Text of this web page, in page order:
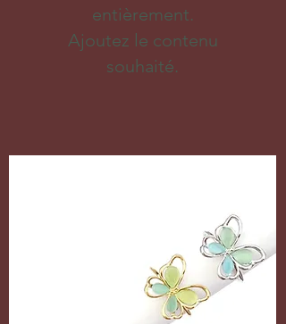
entièrement.
Ajoutez le contenu
souhaité.